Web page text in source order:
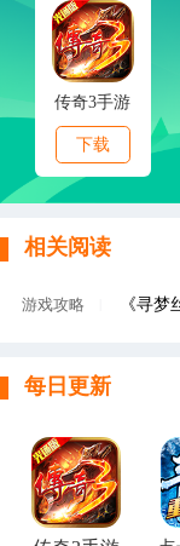
传奇3手游
下载
相关阅读
游戏攻略
每日更新